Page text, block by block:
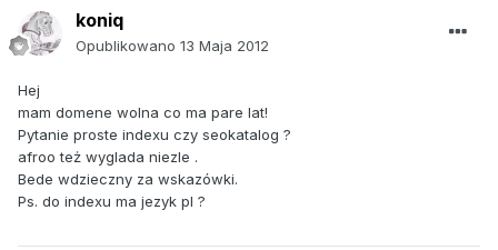
koniq
Opublikowano 13 Maja 2012
Hej
mam domene wolna co ma pare lat!
Pytanie proste indexu czy seokatalog ?
afroo też wyglada niezle .
Bede wdzieczny za wskazówki.
Ps. do indexu ma jezyk pl ?